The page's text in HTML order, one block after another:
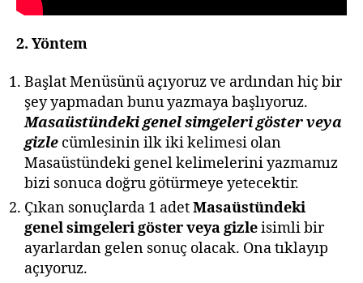
2. Yöntem
Başlat Menüsünü açıyoruz ve ardından hiç bir
şey yapmadan bunu yazmaya başlıyoruz.
Masaüstündeki genel simgeleri göster veya
gizle cümlesinin ilk iki kelimesi olan
Masaüstündeki genel kelimelerini yazmamız
bizi sonuca doğru götürmeye yetecektir.
Çıkan sonuçlarda 1 adetMasaüstündeki
genel simgeleri göster veya gizleisimli bir
ayarlardan gelen sonuç olacak. Ona tıklayıp
açıyoruz.